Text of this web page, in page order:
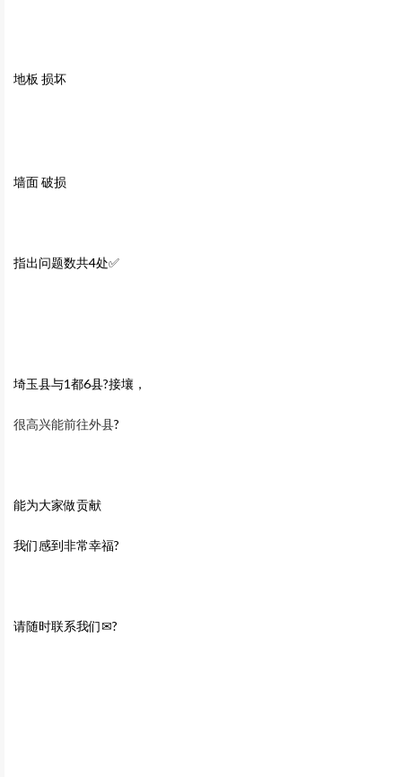
地板 损坏
墙面 破损
指出问题数共4处✅
埼玉县与1都6县?接壤，
很高兴能前往外县?
能为大家做贡献
我们感到非常幸福?
请随时联系我们✉?